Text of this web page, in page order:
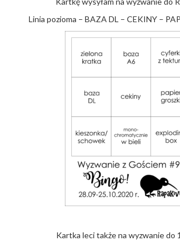
Linia pozioma – BAZA DL – CEKINY –
Kartka leci także na wyzwanie do